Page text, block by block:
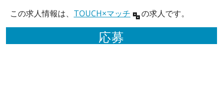
この求人情報は、 TOUCH×マッチ の求人です。
応募